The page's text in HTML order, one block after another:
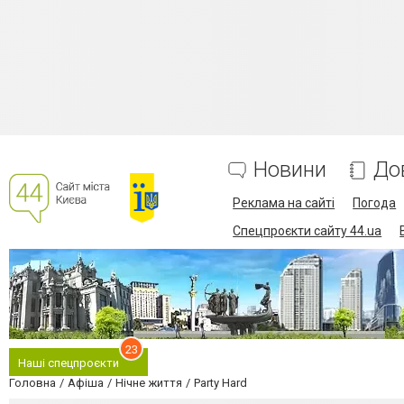
Новини
Реклама на сайті
Погода
Спецпроєкти сайту 44.ua
Наші спецпроєкти
23
Головна Афіша Нічне життя Party Hard